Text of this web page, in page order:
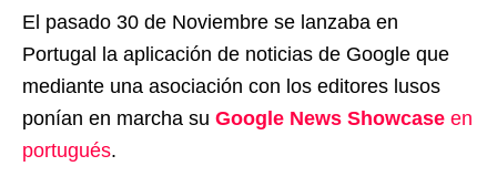
El pasado 30 de Noviembre se lanzaba en
Portugal la aplicación de noticias de Google que
mediante una asociación con los editores lusos
ponían en marcha su Google News Showcase en
portugués.